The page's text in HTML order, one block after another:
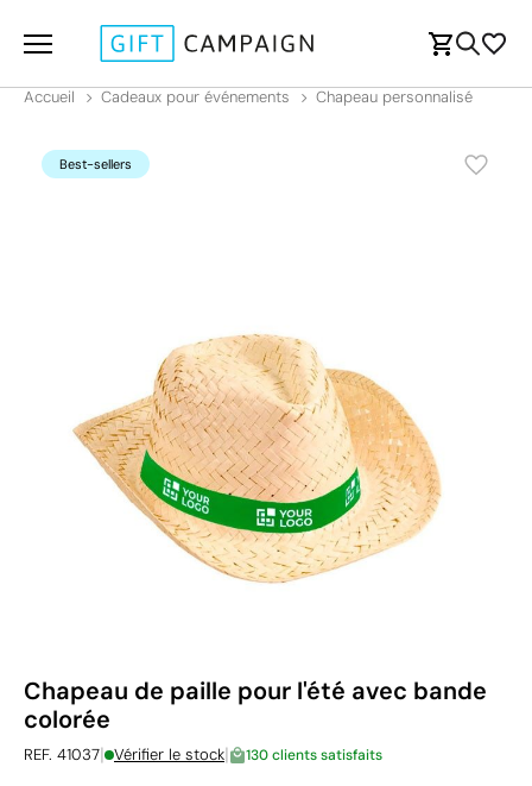
Accueil Cadeaux pour événements Chapeau personnalisé
Best-sellers
Chapeau de paille pour l'été avec bande
colorée
REF. 41037| Vérifier le stock| 130 clients satisfaits